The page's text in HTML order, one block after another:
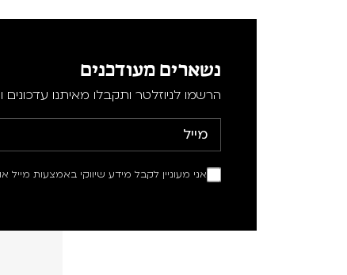
נשארים מעודכנים
הרשמו לניוזלטר ותקבלו מאיתנו
אני מעוניין לקבל מידע שיווקי באמצעות מייל